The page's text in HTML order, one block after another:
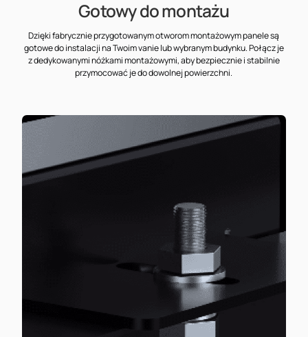
Gotowy do montażu
Dzięki fabrycznie przygotowanym otworom montażowym panele są
gotowe do instalacji na Twoim vanie lub wybranym budynku. Połącz je
z dedykowanymi nóżkami montażowymi, aby bezpiecznie i stabilnie
przymocować je do dowolnej powierzchni.